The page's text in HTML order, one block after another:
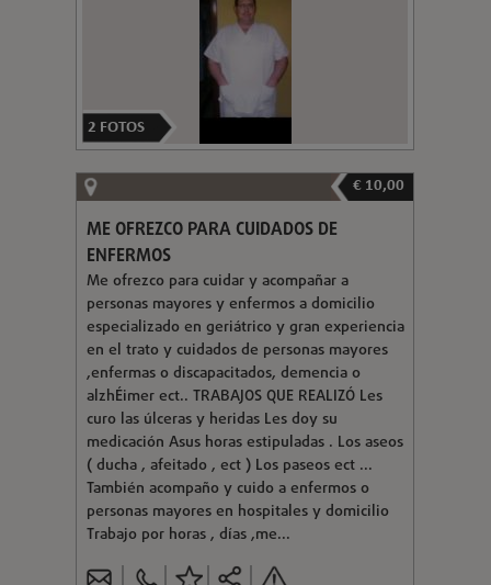
2 FOTOS
€ 10,00
ME OFREZCO PARA CUIDADOS DE
ENFERMOS
Me ofrezco para cuidar y acompañar a
personas mayores y enfermos a domicilio
especializado en geriátrico y gran experiencia
en el trato y cuidados de personas mayores
,enfermas o discapacitados, demencia o
alzhÉimer ect.. TRABAJOS QUE REALIZÓ Les
curo las úlceras y heridas Les doy su
medicación Asus horas estipuladas . Los aseos
( ducha , afeitado , ect ) Los paseos ect ...
También acompaño y cuido a enfermos o
personas mayores en hospitales y domicilio
Trabajo por horas , días ,me...